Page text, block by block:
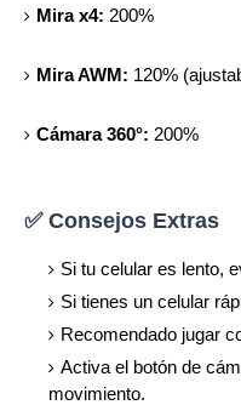
Mira x4: 200%
Mira AWM: 120%
Cámara 360°: 200%
✅ Consejos Extras
Si tu celular es lento,
Si tienes un celular
Recomendado jugar
Activa el botón de
movimiento.